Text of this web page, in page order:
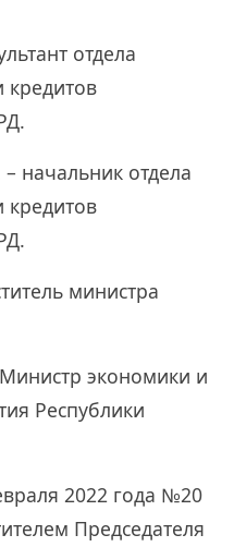
отдела
кредитов
начальник отдела
кредитов
министра
экономики и
Республики
2022 года №20
Председателя